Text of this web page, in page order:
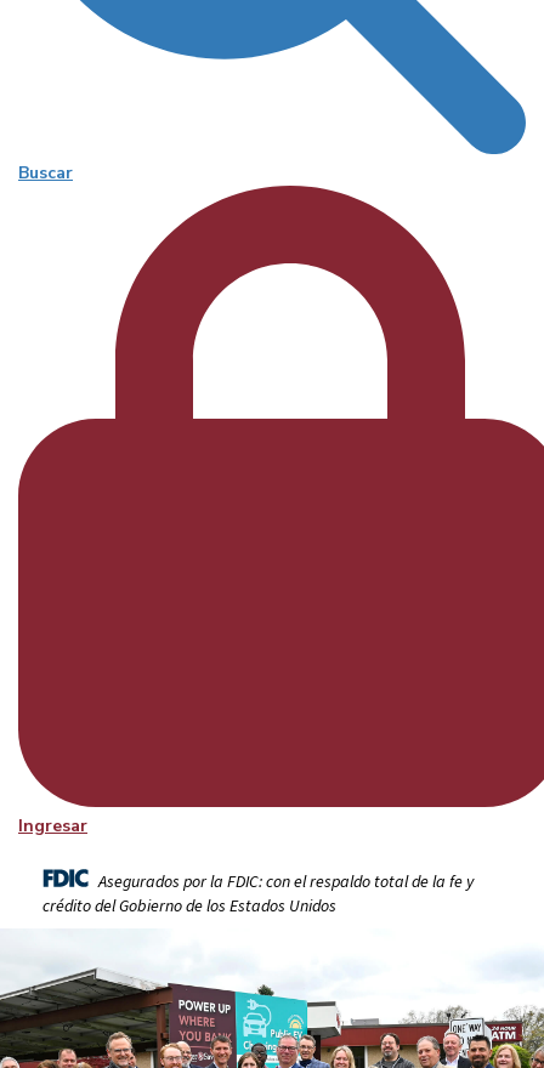
Buscar
Ingresar
Asegurados por la FDIC: con el respaldo total de la fe y
crédito del Gobierno de los Estados Unidos